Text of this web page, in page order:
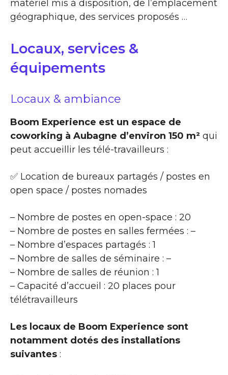
matériel mis à disposition, de l’emplacement
géographique, des services proposés …
Locaux, services &
équipements
Locaux & ambiance
Boom Experience est un espace de
coworking à Aubagne d’environ 150 m² qui
peut accueillir les télé-travailleurs :
✅ Location de bureaux partagés / postes en
open space / postes nomades
– Nombre de postes en open-space : 20
– Nombre de postes en salles fermées : –
– Nombre d’espaces partagés : 1
– Nombre de salles de séminaire : –
– Nombre de salles de réunion : 1
– Capacité d’accueil : 20 places pour
télétravailleurs
Les locaux de Boom Experience sont
notamment dotés des installations
suivantes :